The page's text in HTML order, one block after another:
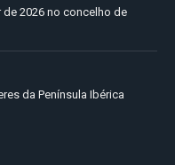
2026 no concelho de
da Península Ibérica